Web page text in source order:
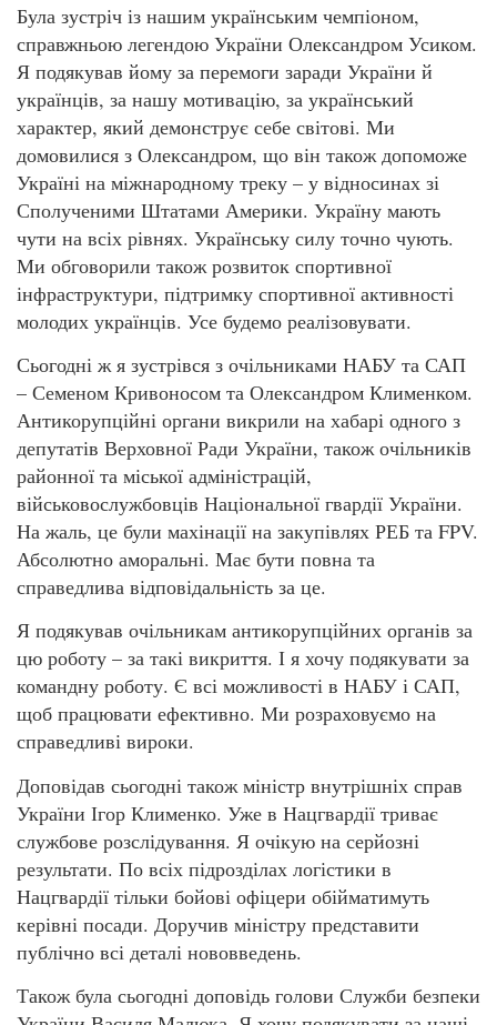
Була зустріч із нашим українським чемпіоном,
справжньою легендою України Олександром Усиком.
Я подякував йому за перемоги заради України й
українців, за нашу мотивацію, за український
характер, який демонструє себе світові. Ми
домовилися з Олександром, що він також допоможе
Україні на міжнародному треку – у відносинах зі
Сполученими Штатами Америки. Україну мають
чути на всіх рівнях. Українську силу точно чують.
Ми обговорили також розвиток спортивної
інфраструктури, підтримку спортивної активності
молодих українців. Усе будемо реалізовувати.
Сьогодні ж я зустрівся з очільниками НАБУ та САП
– Семеном Кривоносом та Олександром Клименком.
Антикорупційні органи викрили на хабарі одного з
депутатів Верховної Ради України, також очільників
районної та міської адміністрацій,
військовослужбовців Національної гвардії України.
На жаль, це були махінації на закупівлях РЕБ та FPV.
Абсолютно аморальні. Має бути повна та
справедлива відповідальність за це.
Я подякував очільникам антикорупційних органів за
цю роботу – за такі викриття. І я хочу подякувати за
командну роботу. Є всі можливості в НАБУ і САП,
щоб працювати ефективно. Ми розраховуємо на
справедливі вироки.
Доповідав сьогодні також міністр внутрішніх справ
України Ігор Клименко. Уже в Нацгвардії триває
службове розслідування. Я очікую на серйозні
результати. По всіх підрозділах логістики в
Нацгвардії тільки бойові офіцери обійматимуть
керівні посади. Доручив міністру представити
публічно всі деталі нововведень.
Також була сьогодні доповідь голови Служби безпеки